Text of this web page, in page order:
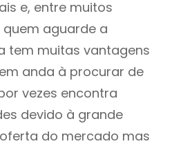
e, entre muitos
aguarde a
tem muitas vantagens
anda à procurar de
vezes encontra
devido à grande
do mercado mas